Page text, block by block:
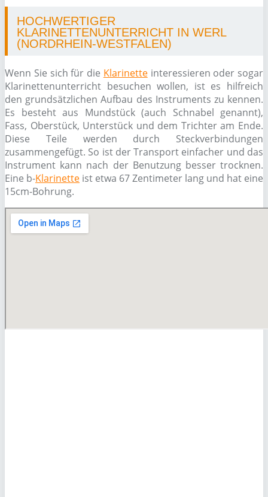
HOCHWERTIGER
KLARINETTENUNTERRICHT IN WERL
(NORDRHEIN-WESTFALEN)
Wenn Sie sich für die Klarinetteinteressieren oder sogar
Klarinettenunterricht besuchen wollen, ist es hilfreich
den grundsätzlichen Aufbau des Instruments zu kennen.
Es besteht aus Mundstück (auch Schnabel genannt),
Fass, Oberstück, Unterstück und dem Trichter am Ende.
Diese Teile werden durch Steckverbindungen
zusammengefügt. So ist der Transport einfacher und das
Instrument kann nach der Benutzung besser trocknen.
Eine b-Klarinette ist etwa 67 Zentimeter lang und hat eine
15cm-Bohrung.